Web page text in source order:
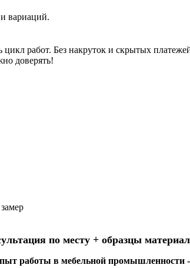
вариаций.
работ. Без накруток и скрытых
доверять!
по месту + образцы
работы в мебельной промышленности -